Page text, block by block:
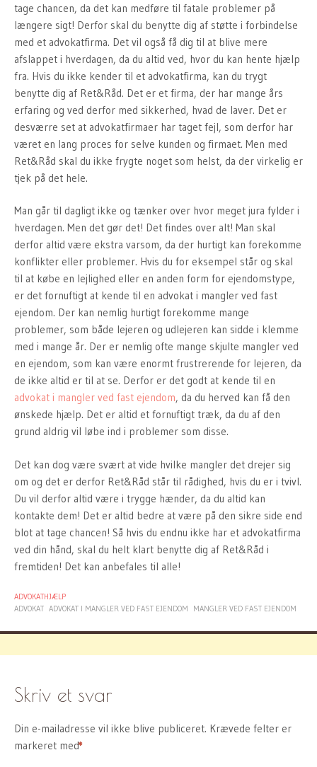
tage chancen, da det kan medføre til fatale problemer på
længere sigt! Derfor skal du benytte dig af støtte i forbindelse
med et advokatfirma. Det vil også få dig til at blive mere
afslappet i hverdagen, da du altid ved, hvor du kan hente hjælp
fra. Hvis du ikke kender til et advokatfirma, kan du trygt
benytte dig af Ret&Råd. Det er et firma, der har mange års
erfaring og ved derfor med sikkerhed, hvad de laver. Det er
desværre set at advokatfirmaer har taget fejl, som derfor har
været en lang proces for selve kunden og firmaet. Men med
Ret&Råd skal du ikke frygte noget som helst, da der virkelig er
tjek på det hele.
Man går til dagligt ikke og tænker over hvor meget jura fylder i
hverdagen. Men det gør det! Det findes over alt! Man skal
derfor altid være ekstra varsom, da der hurtigt kan forekomme
konflikter eller problemer. Hvis du for eksempel står og skal
til at købe en lejlighed eller en anden form for ejendomstype,
er det fornuftigt at kende til en advokat i mangler ved fast
ejendom. Der kan nemlig hurtigt forekomme mange
problemer, som både lejeren og udlejeren kan sidde i klemme
med i mange år. Der er nemlig ofte mange skjulte mangler ved
en ejendom, som kan være enormt frustrerende for lejeren, da
de ikke altid er til at se. Derfor er det godt at kende til en
advokat i mangler ved fast ejendom, da du herved kan få den
ønskede hjælp. Det er altid et fornuftigt træk, da du af den
grund aldrig vil løbe ind i problemer som disse.
Det kan dog være svært at vide hvilke mangler det drejer sig
om og det er derfor Ret&Råd står til rådighed, hvis du er i tvivl.
Du vil derfor altid være i trygge hænder, da du altid kan
kontakte dem! Det er altid bedre at være på den sikre side end
blot at tage chancen! Så hvis du endnu ikke har et advokatfirma
ved din hånd, skal du helt klart benytte dig af Ret&Råd i
fremtiden! Det kan anbefales til alle!
ADVOKATHJÆLP
ADVOKAT ADVOKAT I MANGLER VED FAST EJENDOM MANGLER VED FAST EJENDOM
Skriv et svar
Din e-mailadresse vil ikke blive publiceret. Krævede felter er
markeret med
*